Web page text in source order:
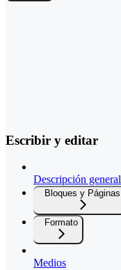
Escribir y editar
Descripción general
Bloques y Páginas
Formato
Medios